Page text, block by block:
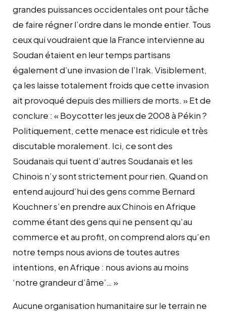
grandes puissances occidentales ont pour tâche
de faire régner l’ordre dans le monde entier. Tous
ceux qui voudraient que la France intervienne au
Soudan étaient en leur temps partisans
également d’une invasion de l’Irak. Visiblement,
ça les laisse totalement froids que cette invasion
ait provoqué depuis des milliers de morts. » Et de
conclure : « Boycotter les jeux de 2008 à Pékin ?
Politiquement, cette menace est ridicule et très
discutable moralement. Ici, ce sont des
Soudanais qui tuent d’autres Soudanais et les
Chinois n’y sont strictement pour rien. Quand on
entend aujourd’hui des gens comme Bernard
Kouchner s’en prendre aux Chinois en Afrique
comme étant des gens qui ne pensent qu’au
commerce et au profit, on comprend alors qu’en
notre temps nous avions de toutes autres
intentions, en Afrique : nous avions au moins
‘notre grandeur d’âme’… »
Aucune organisation humanitaire sur le terrain ne